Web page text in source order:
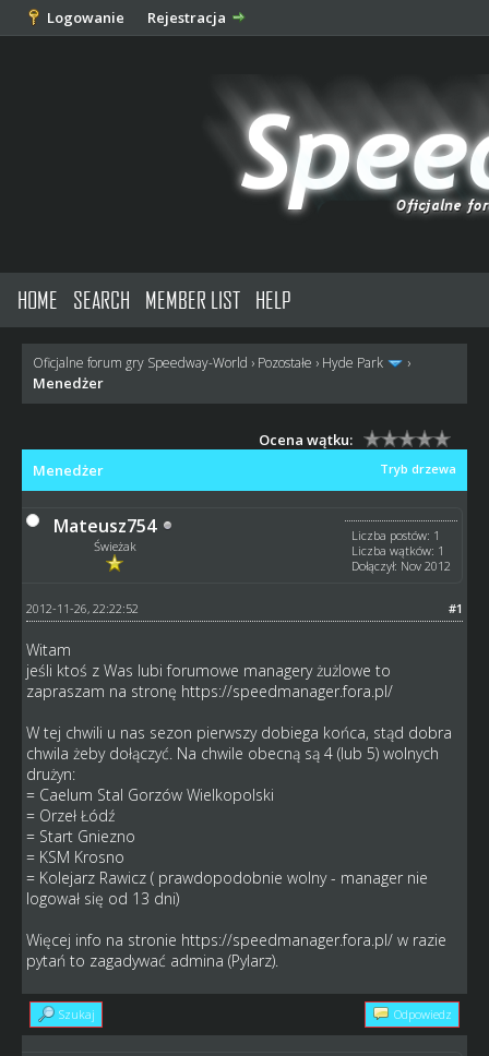
Logowanie Rejestracja
HOME SEARCH MEMBER LIST HELP
Oficjalne forum gry Speedway-World › Pozostałe › Hyde Park ›
Menedżer
Ocena wątku:
Tryb drzewa
Menedżer
Mateusz754
Świeżak
Liczba postów: 1
Liczba wątków: 1
Dołączył: Nov 2012
#1
2012-11-26, 22:22:52
Witam
jeśli ktoś z Was lubi forumowe managery żużlowe to
zapraszam na stronę https://speedmanager.fora.pl/
W tej chwili u nas sezon pierwszy dobiega końca, stąd dobra
chwila żeby dołączyć. Na chwile obecną są 4 (lub 5) wolnych
drużyn:
= Caelum Stal Gorzów Wielkopolski
= Orzeł Łódź
= Start Gniezno
= KSM Krosno
= Kolejarz Rawicz ( prawdopodobnie wolny - manager nie
logował się od 13 dni)
Więcej info na stronie https://speedmanager.fora.pl/w razie
pytań to zagadywać admina (Pylarz).
Szukaj Odpowiedz